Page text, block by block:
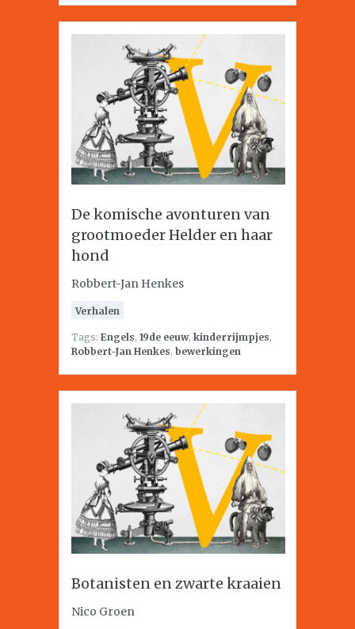
De komische avonturen van
grootmoeder Helder en haar
hond
Robbert-Jan Henkes
Verhalen
Tags: Engels, 19de eeuw, kinderrijmpjes,
Robbert-Jan Henkes, bewerkingen
Botanisten en zwarte kraaien
Nico Groen